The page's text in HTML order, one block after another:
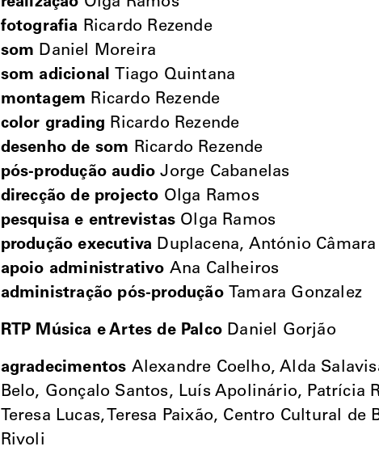
fotografia Ricardo Rezende
som Daniel Moreira
som adicional Tiago Quintana
montagem Ricardo Rezende
color grading Ricardo Rezende
desenho de som Ricardo Rezende
pós-produção audio Jorge Cabanelas
direcção de projecto Olga Ramos
pesquisa e entrevistasOlga Ramos
produção executiva Duplacena, António
apoio administrativo Ana Calheiros
administração pós-produçãoTamara Gonzalez
RTP Música e Artes de PalcoDaniel Gorjão
agradecimentos Alexandre Coelho, Alda
Belo, Gonçalo Santos, Luís Apolinário, Patrícia
Teresa Lucas, Teresa Paixão, Centro Cultural de
Rivoli